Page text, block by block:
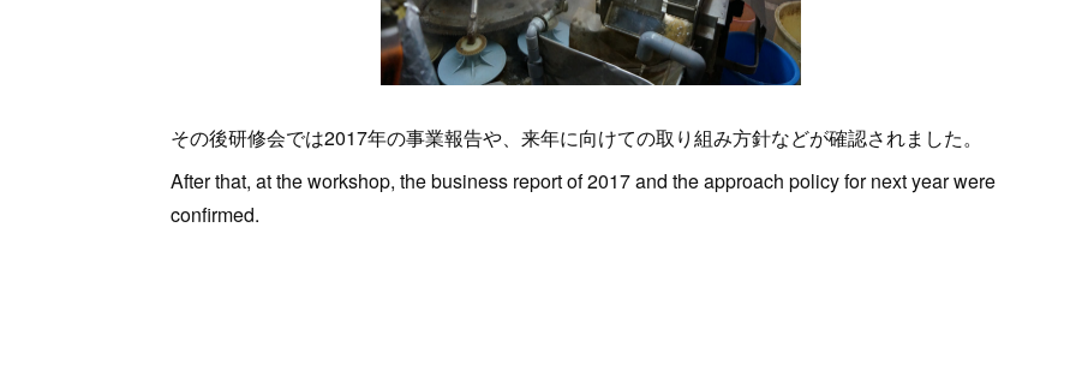
その後研修会では2017年の事業報告や、来年に向けての取り組み方針などが確認されました。
After that, at the workshop, the business report of 2017 and the approach policy for next year were
confirmed.